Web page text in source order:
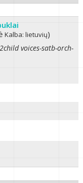
Kalba: lietuvių)
voices-satb-orch-